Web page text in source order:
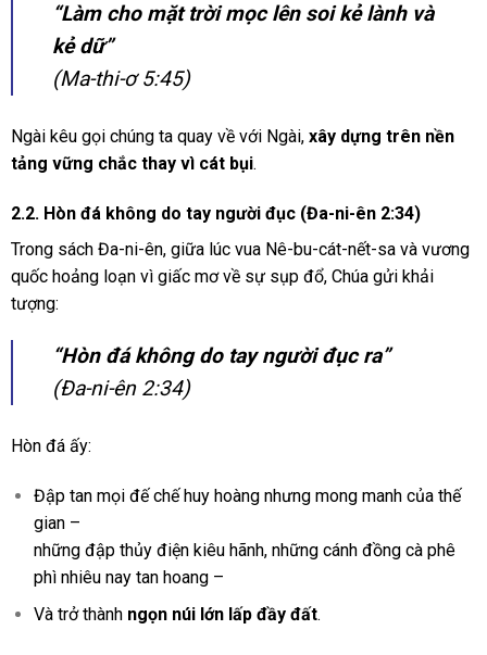
“Làm cho mặt trời mọc lên soi kẻ lành và
kẻ dữ”
(Ma-thi-ơ 5:45)
Ngài kêu gọi chúng ta quay về với Ngài, xây dựng trên nền
tảng vững chắc thay vì cát bụi.
2.2. Hòn đá không do tay người đục (Đa-ni-ên 2:34)
Trong sách Đa-ni-ên, giữa lúc vua Nê-bu-cát-nết-sa và vương
quốc hoảng loạn vì giấc mơ về sự sụp đổ, Chúa gửi khải
tượng:
“Hòn đá không do tay người đục ra”
(Đa-ni-ên 2:34)
Hòn đá ấy:
Đập tan mọi đế chế huy hoàng nhưng mong manh của thế
gian –
những đập thủy điện kiêu hãnh, những cánh đồng cà phê
phì nhiêu nay tan hoang –
Và trở thành ngọn núi lớn lấp đầy đất.